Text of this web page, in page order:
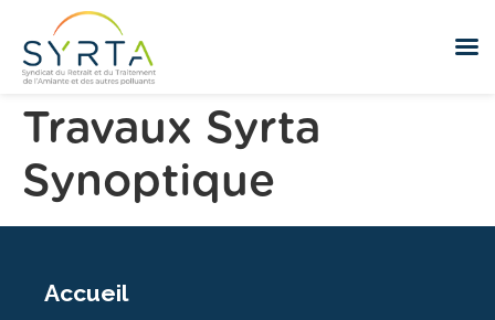
Travaux Syrta
Synoptique
Accueil